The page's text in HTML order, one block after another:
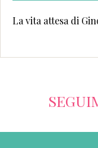
La vita attesa di